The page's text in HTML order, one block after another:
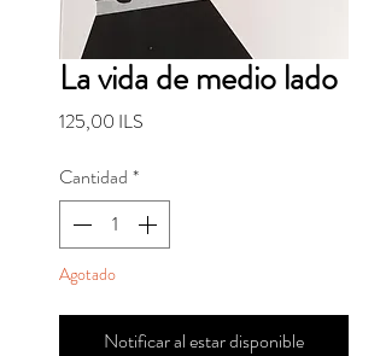
La vida de medio lado
125,00 ILS
Cantidad *
Agotado
Notificar al estar disponible